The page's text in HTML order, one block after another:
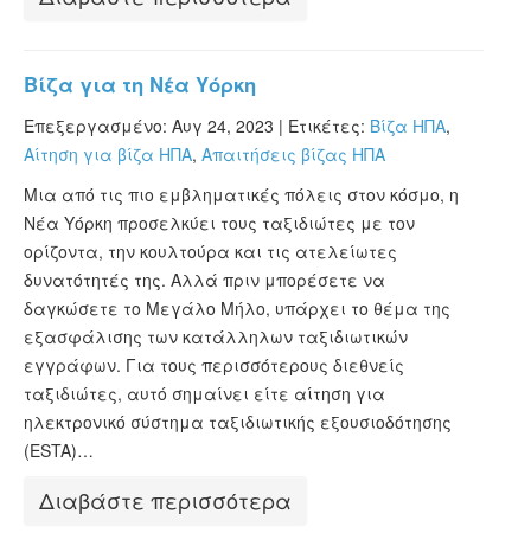
Βίζα για τη Νέα Υόρκη
Επεξεργασμένο: Αυγ 24, 2023 | Ετικέτες: Βίζα ΗΠΑ,
Αίτηση για βίζα ΗΠΑ, Απαιτήσεις βίζας ΗΠΑ
Μια από τις πιο εμβληματικές πόλεις στον κόσμο, η
Νέα Υόρκη προσελκύει τους ταξιδιώτες με τον
ορίζοντα, την κουλτούρα και τις ατελείωτες
δυνατότητές της. Αλλά πριν μπορέσετε να
δαγκώσετε το Μεγάλο Μήλο, υπάρχει το θέμα της
εξασφάλισης των κατάλληλων ταξιδιωτικών
εγγράφων. Για τους περισσότερους διεθνείς
ταξιδιώτες, αυτό σημαίνει είτε αίτηση για
ηλεκτρονικό σύστημα ταξιδιωτικής εξουσιοδότησης
(ESTA)…
Διαβάστε περισσότερα